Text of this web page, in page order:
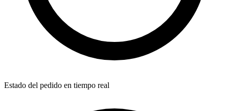
Estado del pedido en tiempo real